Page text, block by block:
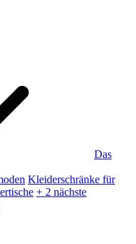
Das
Kleiderschränke für
+ 2 nächste